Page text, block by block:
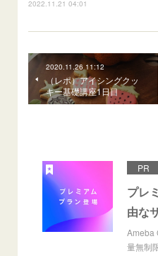
2022.11.21 04:01
2020.11.26 11:12
（レポ）アイシングクッ
キー基礎講座1日目
PR
プレ
由な
Ameba
量無制